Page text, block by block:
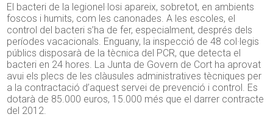
El bacteri de la legionel·losi apareix, sobretot, en ambients
foscos i humits, com les canonades. A les escoles, el
control del bacteri s’ha de fer, especialment, després dels
períodes vacacionals. Enguany, la inspecció de 48 col·legis
públics disposarà de la tècnica del PCR, que detecta el
bacteri en 24 hores. La Junta de Govern de Cort ha aprovat
avui els plecs de les clàusules administratives tècniques per
a la contractació d’aquest servei de prevenció i control. Es
dotarà de 85.000 euros, 15.000 més que el darrer contracte
del 2012.